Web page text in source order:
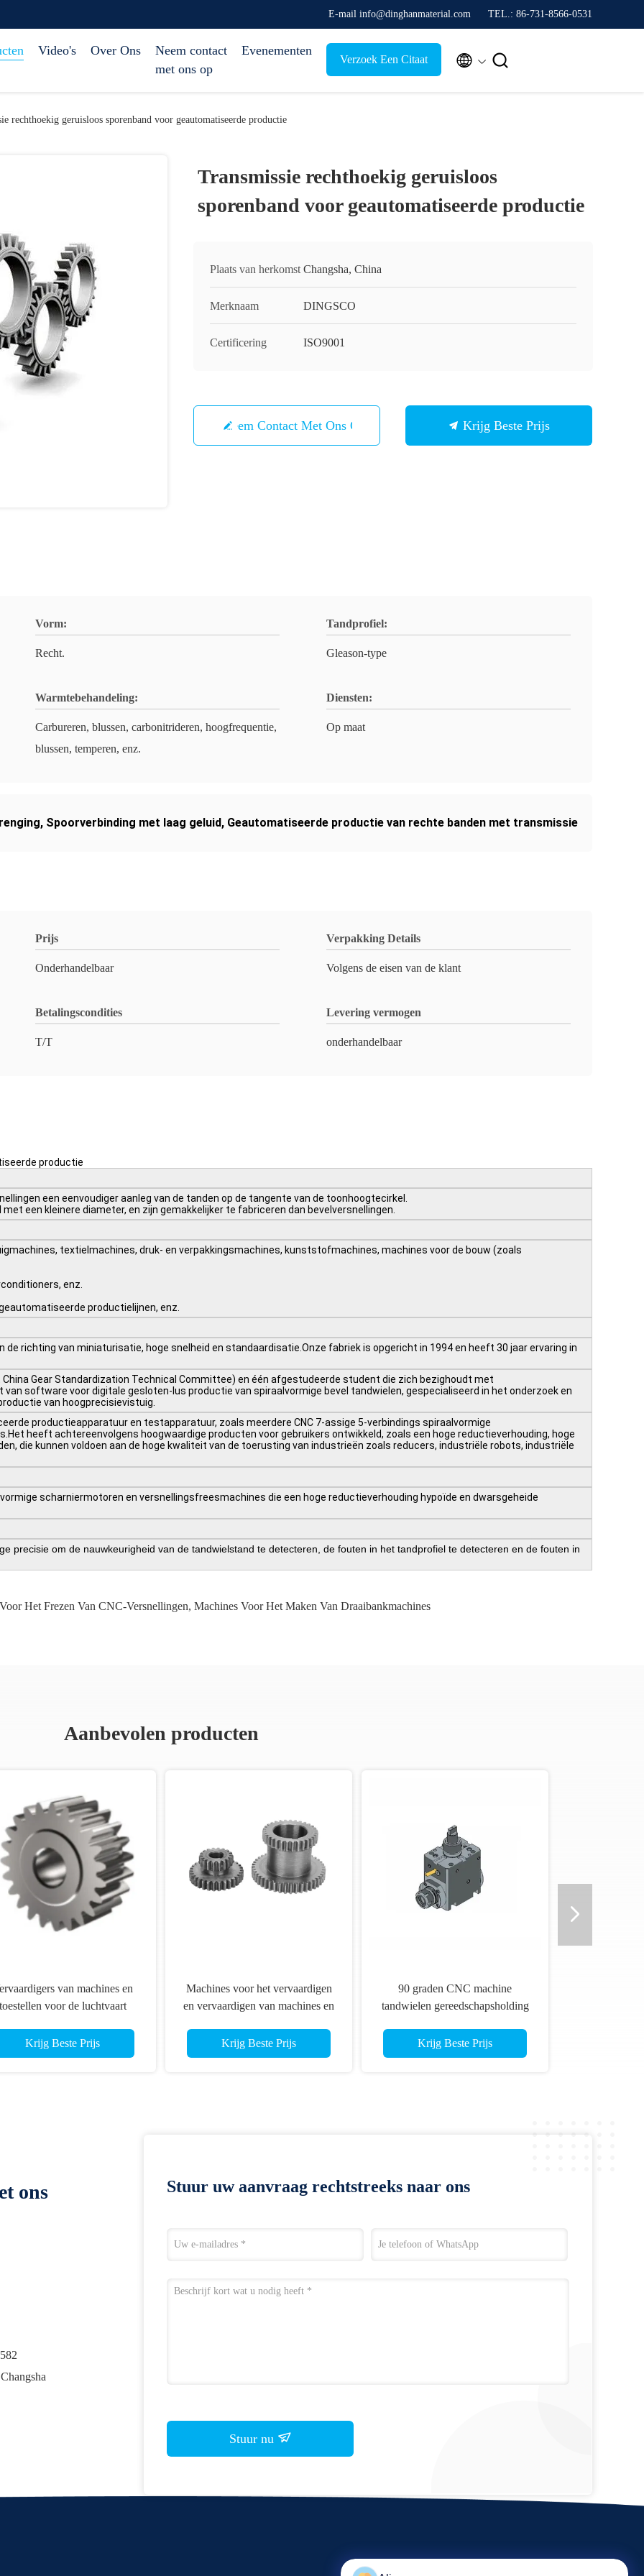
E-mail info@dinghanmaterial.com TEL.: 86-731-8566-0531
Video's Over Ons
Neem contact
met ons op
Evenementen
Verzoek Een Citaat  
rechthoekig geruisloos sporenband voor geautomatiseerde productie
Transmissie rechthoekig geruisloos
sporenband voor geautomatiseerde productie
Plaats van herkomst Changsha, China
Merknaam DINGSCO
Certificering ISO9001
Neem Contact Met Ons Op Krijg Beste Prijs
Vorm:
Recht.
Tandprofiel:
Gleason-type
Warmtebehandeling:
Carbureren, blussen, carbonitrideren, hoogfrequentie,
blussen, temperen, enz.
Diensten:
Op maat
, Spoorverbinding met laag geluid, Geautomatiseerde productie van rechte banden met transmissie
Prijs
Onderhandelbaar
Verpakking Details
Volgens de eisen van de klant
Betalingscondities
T/T
Levering vermogen
onderhandelbaar
productie
een eenvoudiger aanleg van de tanden op de tangente van de toonhoogtecirkel.
een kleinere diameter, en zijn gemakkelijker te fabriceren dan bevelversnellingen.
textielmachines, druk- en verpakkingsmachines, kunststofmachines, machines voor de bouw (zoals
enz.
productielijnen, enz.
richting van miniaturisatie, hoge snelheid en standaardisatie.Onze fabriek is opgericht in 1994 en heeft 30 jaar ervaring in
Gear Standardization Technical Committee) en één afgestudeerde student die zich bezighoudt met
software voor digitale gesloten-lus productie van spiraalvormige bevel tandwielen, gespecialiseerd in het onderzoek en
van hoogprecisievistuig.
productieapparatuur en testapparatuur, zoals meerdere CNC 7-assige 5-verbindings spiraalvormige
heeft achtereenvolgens hoogwaardige producten voor gebruikers ontwikkeld, zoals een hoge reductieverhouding, hoge
die kunnen voldoen aan de hoge kwaliteit van de toerusting van industrieën zoals reducers, industriële robots, industriële
scharniermotoren en versnellingsfreesmachines die een hoge reductieverhouding hypoïde en dwarsgeheide
precisie om de nauwkeurigheid van de tandwielstand te detecteren, de fouten in het tandprofiel te detecteren en de fouten in
Het Frezen Van CNC-Versnellingen, Machines Voor Het Maken Van Draaibankmachines
Aanbevolen producten
van machines en
voor de luchtvaart
Krijg Beste Prijs
Machines voor het vervaardigen
en vervaardigen van machines en
van machines en machines voor
het vervaardigen van machines
Krijg Beste Prijs
90 graden CNC machine
tandwielen gereedschapsholding
toren
Krijg Beste Prijs
ons Stuur uw aanvraag rechtstreeks naar ons
Stuur nu